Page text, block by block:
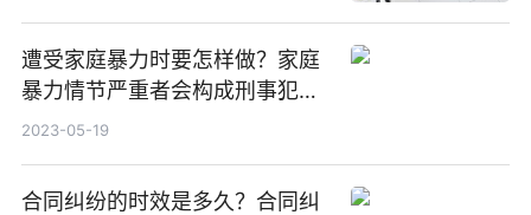
遭受家庭暴力时要怎样做？家庭
暴力情节严重者会构成刑事犯罪
吗？家庭暴力刑事责任有哪些？
2023-05-19
合同纠纷的时效是多久？合同纠